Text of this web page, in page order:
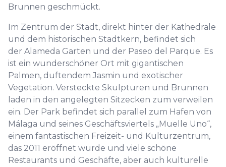
Brunnen geschmückt.
Im Zentrum der Stadt, direkt hinter der Kathedrale
und dem historischen Stadtkern, befindet sich
der Alameda Garten und der Paseo del Parque. Es
ist ein wunderschöner Ort mit gigantischen
Palmen, duftendem Jasmin und exotischer
Vegetation. Versteckte Skulpturen und Brunnen
laden in den angelegten Sitzecken zum verweilen
ein. Der Park befindet sich parallel zum Hafen von
Málaga und seines Geschäftsviertels „Muelle Uno“,
einem fantastischen Freizeit- und Kulturzentrum,
das 2011 eröffnet wurde und viele schöne
Restaurants und Geschäfte, aber auch kulturelle